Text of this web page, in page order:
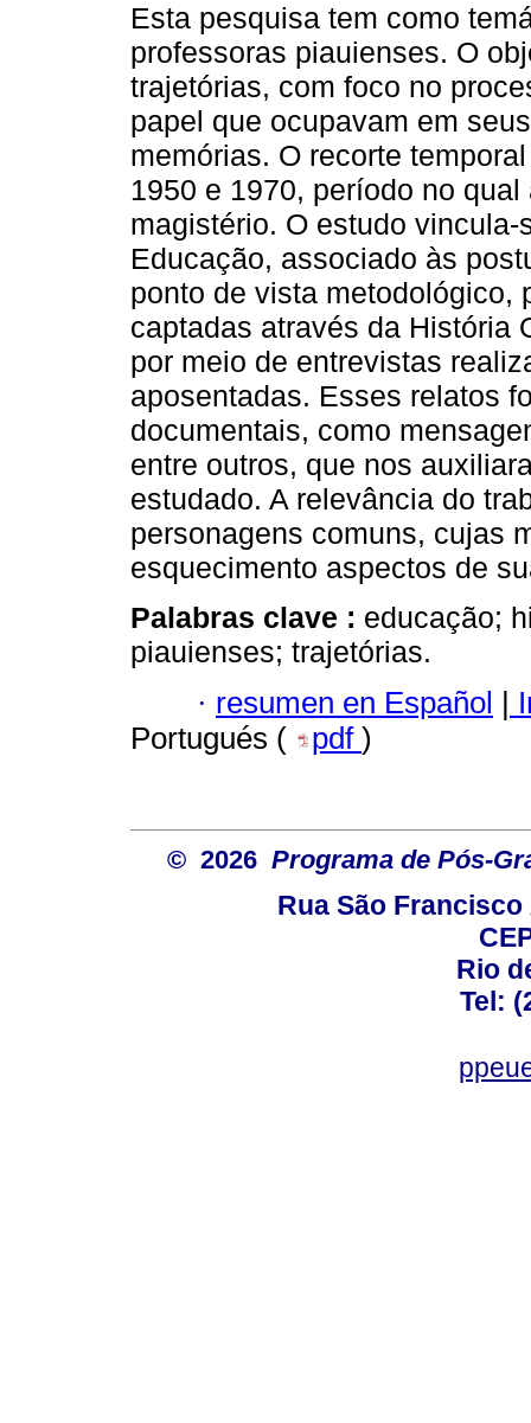
Esta pesquisa tem como
professoras piauienses. O
trajetórias, com foco no
papel que ocupavam em
memórias. O recorte
1950 e 1970, período no
magistério. O estudo
Educação, associado às
ponto de vista metodológico,
captadas através da História
por meio de entrevistas
aposentadas. Esses relatos
documentais, como
entre outros, que nos
estudado. A relevância do
personagens comuns, cujas
esquecimento aspectos de
Palabras clave : educação;
piauienses; trajetórias.
· resumen en Español |
Portugués (
pdf )
© 2026 Programa de Pós-
Rua São Francisco
Rio
Tel: